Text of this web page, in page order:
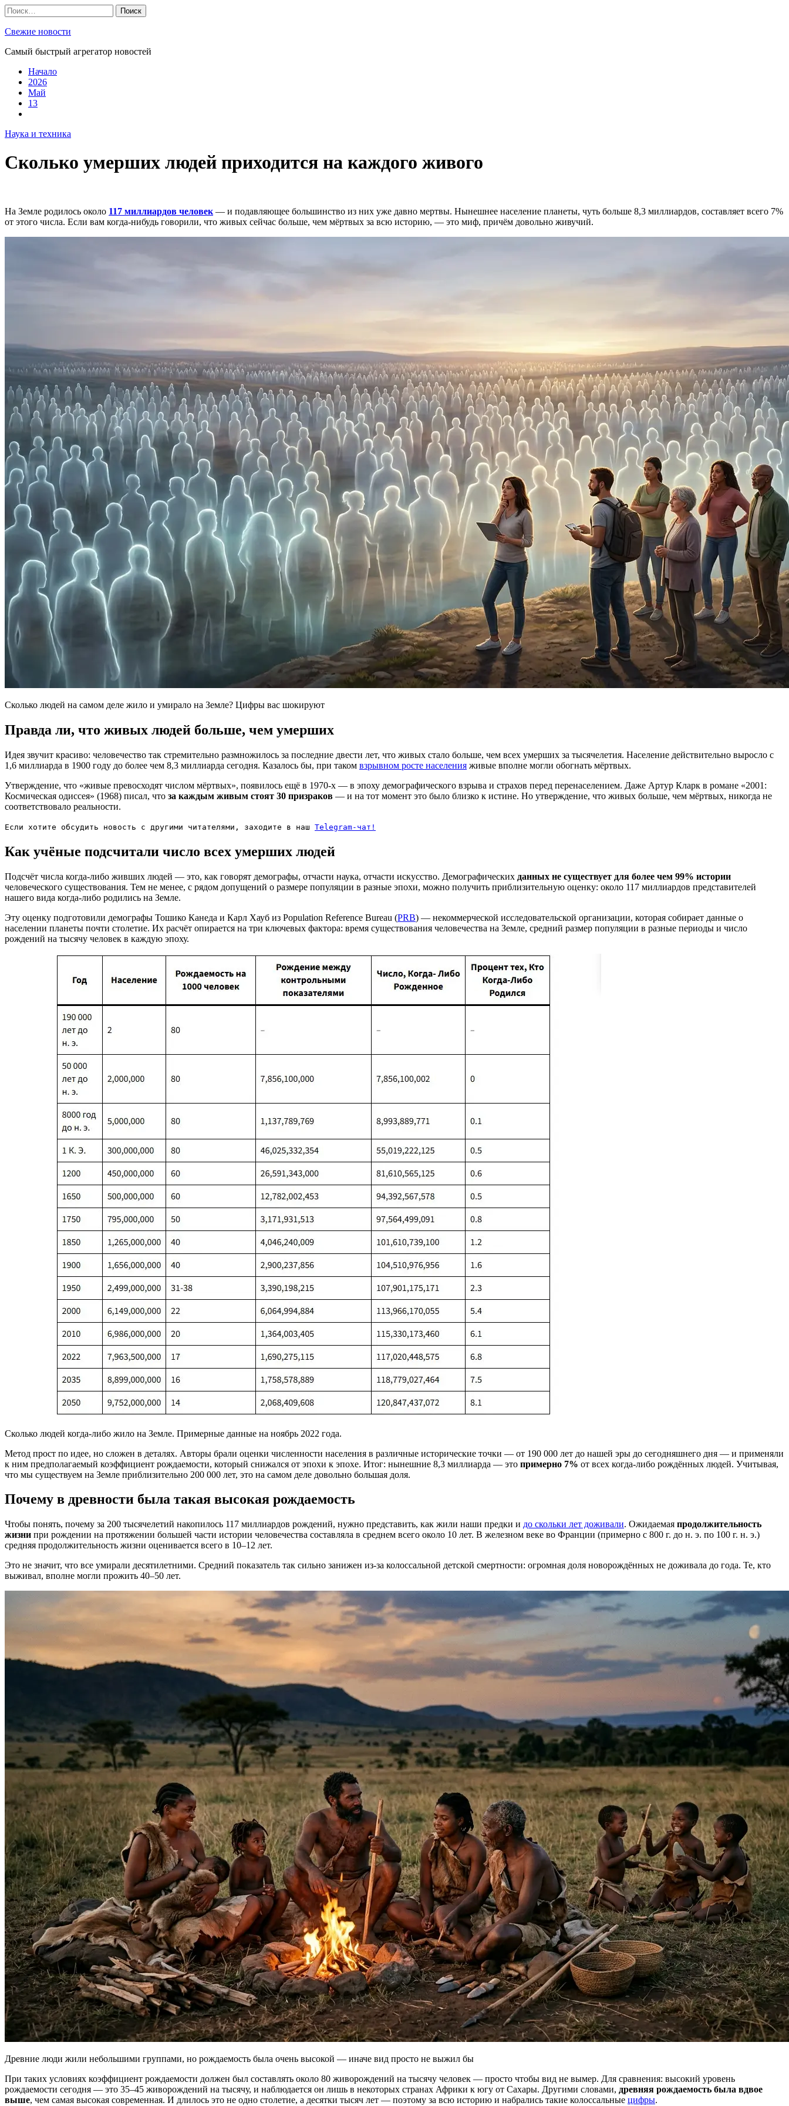
Skip
to
content
Найти:
Свежие новости
Самый быстрый агрегатор новостей
Начало
2026
Май
13
Наука и техника
Сколько умерших людей приходится на каждого живого
На Земле родилось около 117 миллиардов человек — и подавляющее большинство из них уже давно мертвы. Нынешнее население планеты, чуть больше 8,3 миллиардов, составляет всего 7%
от этого числа. Если вам когда-нибудь говорили, что живых сейчас больше, чем мёртвых за всю историю, — это миф, причём довольно живучий.
Сколько людей на самом деле жило и умирало на Земле? Цифры вас шокируют
Правда ли, что живых людей больше, чем умерших
Идея звучит красиво: человечество так стремительно размножилось за последние двести лет, что живых стало больше, чем всех умерших за тысячелетия. Население действительно выросло с
1,6 миллиарда в 1900 году до более чем 8,3 миллиарда сегодня. Казалось бы, при таком взрывном росте населения живые вполне могли обогнать мёртвых.
Утверждение, что «живые превосходят числом мёртвых», появилось ещё в 1970-х — в эпоху демографического взрыва и страхов перед перенаселением. Даже Артур Кларк в романе «2001:
Космическая одиссея» (1968) писал, что за каждым живым стоят 30 призраков — и на тот момент это было близко к истине. Но утверждение, что живых больше, чем мёртвых, никогда не
соответствовало реальности.
Если хотите обсудить новость с другими читателями, заходите в наш Telegram-чат!
Как учёные подсчитали число всех умерших людей
Подсчёт числа когда-либо живших людей — это, как говорят демографы, отчасти наука, отчасти искусство. Демографических данных не существует для более чем 99% истории
человеческого существования. Тем не менее, с рядом допущений о размере популяции в разные эпохи, можно получить приблизительную оценку: около 117 миллиардов представителей
нашего вида когда-либо родились на Земле.
Эту оценку подготовили демографы Тошико Канеда и Карл Хауб из Population Reference Bureau (PRB) — некоммерческой исследовательской организации, которая собирает данные о
населении планеты почти столетие. Их расчёт опирается на три ключевых фактора: время существования человечества на Земле, средний размер популяции в разные периоды и число
рождений на тысячу человек в каждую эпоху.
Сколько людей когда-либо жило на Земле. Примерные данные на ноябрь 2022 года.
Метод прост по идее, но сложен в деталях. Авторы брали оценки численности населения в различные исторические точки — от 190 000 лет до нашей эры до сегодняшнего дня — и применяли
к ним предполагаемый коэффициент рождаемости, который снижался от эпохи к эпохе. Итог: нынешние 8,3 миллиарда — это примерно 7% от всех когда-либо рождённых людей. Учитывая,
что мы существуем на Земле приблизительно 200 000 лет, это на самом деле довольно большая доля.
Почему в древности была такая высокая рождаемость
Чтобы понять, почему за 200 тысячелетий накопилось 117 миллиардов рождений, нужно представить, как жили наши предки и до скольки лет доживали. Ожидаемая продолжительность
жизни при рождении на протяжении большей части истории человечества составляла в среднем всего около 10 лет. В железном веке во Франции (примерно с 800 г. до н. э. по 100 г. н. э.)
средняя продолжительность жизни оценивается всего в 10–12 лет.
Это не значит, что все умирали десятилетними. Средний показатель так сильно занижен из-за колоссальной детской смертности: огромная доля новорождённых не доживала до года. Те, кто
выживал, вполне могли прожить 40–50 лет.
Древние люди жили небольшими группами, но рождаемость была очень высокой — иначе вид просто не выжил бы
При таких условиях коэффициент рождаемости должен был составлять около 80 живорождений на тысячу человек — просто чтобы вид не вымер. Для сравнения: высокий уровень
рождаемости сегодня — это 35–45 живорождений на тысячу, и наблюдается он лишь в некоторых странах Африки к югу от Сахары. Другими словами, древняя рождаемость была вдвое
выше, чем самая высокая современная. И длилось это не одно столетие, а десятки тысяч лет — поэтому за всю историю и набрались такие колоссальные цифры.